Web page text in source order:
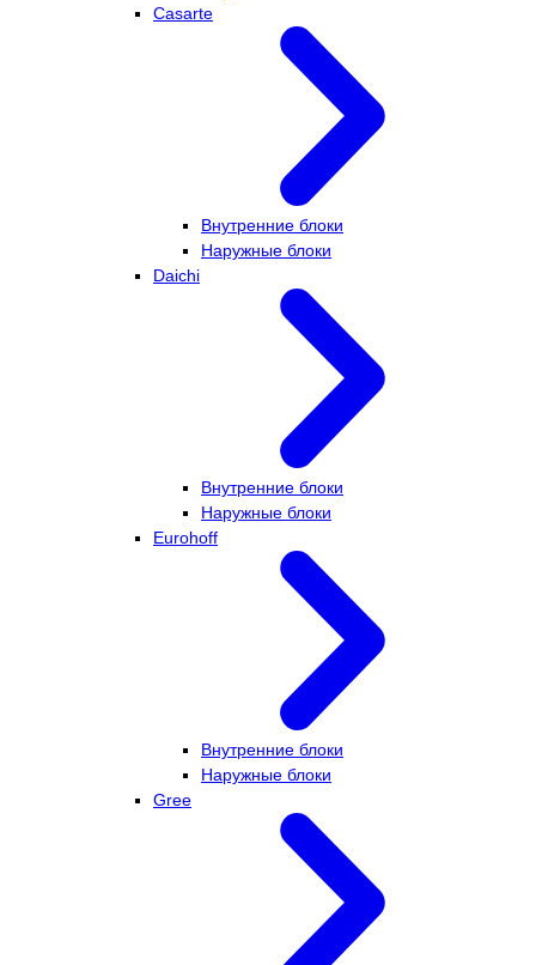
Casarte
Внутренние блоки
Наружные блоки
Daichi
Внутренние блоки
Наружные блоки
Eurohoff
Внутренние блоки
Наружные блоки
Gree